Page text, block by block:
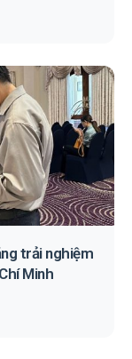
trải nghiệm
Minh